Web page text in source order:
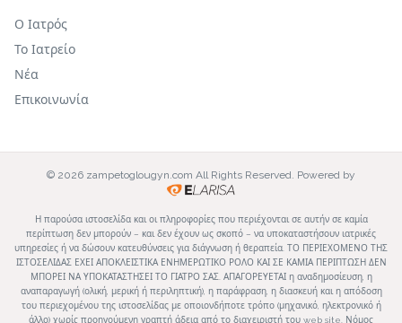
Ο Ιατρός
Το Ιατρείο
Νέα
Επικοινωνία
© 2026 zampetoglougyn.com All Rights Reserved. Powered by
Η παρούσα ιστοσελίδα και οι πληροφορίες που περιέχονται σε αυτήν σε καμία
περίπτωση δεν μπορούν – και δεν έχουν ως σκοπό – να υποκαταστήσουν ιατρικές
υπηρεσίες ή να δώσουν κατευθύνσεις για διάγνωση ή θεραπεία. ΤΟ ΠΕΡΙΕΧΟΜΕΝΟ ΤΗΣ
ΙΣΤΟΣΕΛΙΔΑΣ ΕΧΕΙ ΑΠΟΚΛΕΙΣΤΙΚΑ ΕΝΗΜΕΡΩΤΙΚΟ ΡΟΛΟ ΚΑΙ ΣΕ ΚΑΜΙΑ ΠΕΡΙΠΤΩΣΗ ΔΕΝ
ΜΠΟΡΕΙ ΝΑ ΥΠΟΚΑΤΑΣΤΗΣΕΙ ΤΟ ΓΙΑΤΡΟ ΣΑΣ. ΑΠΑΓΟΡΕΥΕΤΑΙ η αναδημοσίευση, η
αναπαραγωγή (ολική, μερική ή περιληπτική), η παράφραση, η διασκευή και η απόδοση
του περιεχομένου της ιστοσελίδας με οποιονδήποτε τρόπο (μηχανικό, ηλεκτρονικό ή
άλλο) χωρίς προηγούμενη γραπτή άδεια από το διαχειριστή του web site. Νόμος